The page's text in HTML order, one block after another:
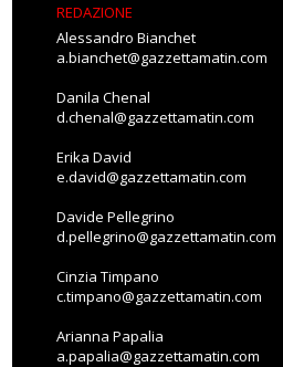
REDAZIONE
Alessandro Bianchet
a.bianchet@gazzettamatin.com
Danila Chenal
d.chenal@gazzettamatin.com
Erika David
e.david@gazzettamatin.com
Davide Pellegrino
d.pellegrino@gazzettamatin.com
Cinzia Timpano
c.timpano@gazzettamatin.com
Arianna Papalia
a.papalia@gazzettamatin.com